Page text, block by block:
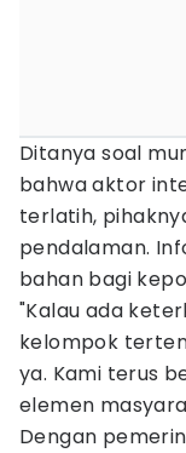
Ditanya soal
bahwa aktor
terlatih,
pendalaman.
bahan bagi
"Kalau ada
kelompok
ya. Kami terus
elemen
Dengan